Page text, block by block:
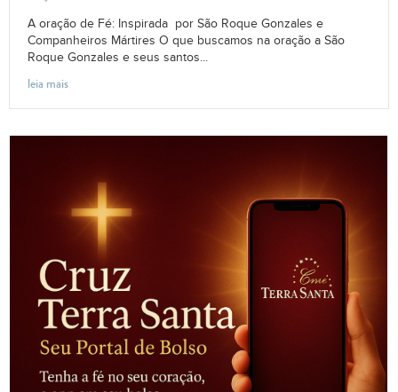
A oração de Fé: Inspirada por São Roque Gonzales e
Companheiros Mártires O que buscamos na oração a São
Roque Gonzales e seus santos...
leia mais